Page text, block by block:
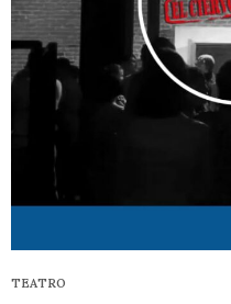
TEATRO